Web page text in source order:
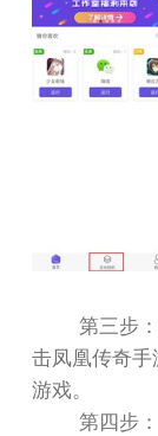
第三步
击凤凰传奇
游戏。
第四步